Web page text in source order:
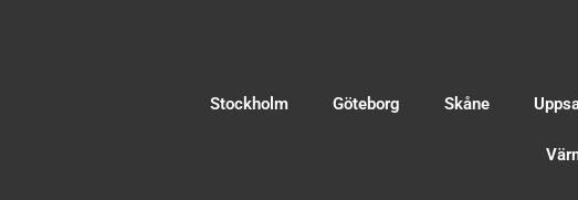
Stockholm Göteborg Skåne